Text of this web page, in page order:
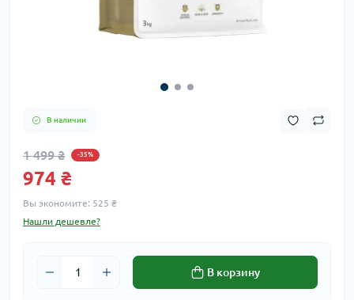
В наличии
1 499 ₴ -35%
974 ₴
Вы экономите: 525 ₴
Нашли дешевле?
В корзину